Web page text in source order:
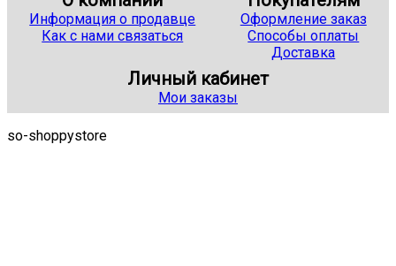
Информация о продавце
Как с нами связаться
Оформление заказ
Способы оплаты
Доставка
Личный кабинет
Мои заказы
so-shoppystore